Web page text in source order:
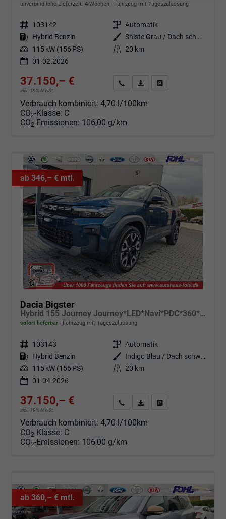
unverbindliche Lieferzeit: 4 Wochen Fahrzeug mit Tageszulassung
Fahrzeugnr. 103142 Getriebe Automatik
Kraftstoff Hybrid Benzin Außenfarbe
Shiste Grau / Dach schwarz
Leistung 115 kW (156 PS) Kilometerstand 20 km
01.02.2026
37.150,– €
incl. 19% MwSt.
Angebot anfordern
Fahrzeugexpose (PDF)
Verbrauch kombiniert: 4,70 l/100km
CO2-Klasse: C
CO2-Emissionen: 106,00 g/km
ab 346,– € mtl.
Dacia Bigster
Hybrid 155 Journey Journey*LED*Navi*PDC*360*Shzg*SD*ACC*19"
sofort lieferbar Fahrzeug mit Tageszulassung
Fahrzeugnr. 103143 Getriebe Automatik
Kraftstoff Hybrid Benzin Außenfarbe
Indigo Blau / Dach schwarz
Leistung 115 kW (156 PS) Kilometerstand 20 km
01.04.2026
37.150,– €
incl. 19% MwSt.
Angebot anfordern
Fahrzeugexpose (PDF)
Verbrauch kombiniert: 4,70 l/100km
CO2-Klasse: C
CO2-Emissionen: 106,00 g/km
ab 360,– € mtl.